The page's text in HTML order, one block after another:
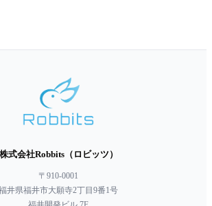
株式会社Robbits（ロビッツ）
〒910-0001
井県福井市大願寺2丁目9番1号